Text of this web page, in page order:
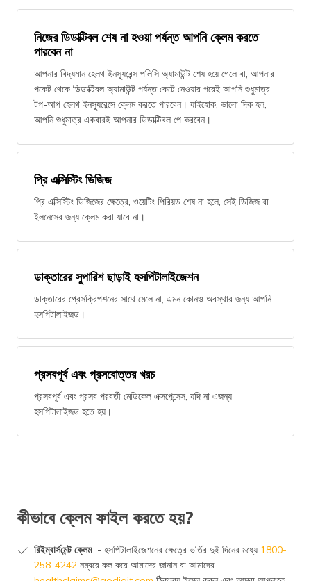
নিজের ডিডাক্টিবল শেষ না হওয়া পর্যন্ত আপনি ক্লেম করতে
পারবেন না
আপনার বিদ্যমান হেলথ ইনস্যুরেন্স পলিসি অ্যামাউন্ট শেষ হয়ে গেলে বা, আপনার
পকেট থেকে ডিডাক্টিবল অ্যামাউন্ট পর্যন্ত কেটে নেওয়ার পরেই আপনি শুধুমাত্র
টপ-আপ হেলথ ইনস্যুরেন্সে ক্লেম করতে পারবেন। যাইহোক, ভালো দিক হল,
আপনি শুধুমাত্র একবারই আপনার ডিডাক্টিবল পে করবেন।
প্রি এক্সিস্টিং ডিজিজ
প্রি এক্সিস্টিং ডিজিজের ক্ষেত্রে, ওয়েটিং পিরিয়ড শেষ না হলে, সেই ডিজিজ বা
ইলনেসের জন্য ক্লেম করা যাবে না।
ডাক্তারের সুপারিশ ছাড়াই হসপিটালাইজেশন
ডাক্তারের প্রেসক্রিপশনের সাথে মেলে না, এমন কোনও অবস্থার জন্য আপনি
হসপিটালাইজড।
প্রসবপূর্ব এবং প্রসবোত্তর খরচ
প্রসবপূর্ব এবং প্রসব পরবর্তী মেডিকেল এক্সপেন্সেস, যদি না এজন্য
হসপিটালাইজড হতে হয়।
কীভাবে ক্লেম ফাইল করতে হয়?
রিইম্বার্স‌মেন্ট ক্লেম - হসপিটালাইজেশনের ক্ষেত্রে ভর্তির দুই দিনের মধ্যে 1800-
258-4242 নম্বরে কল করে আমাদের জানান বা আমাদের